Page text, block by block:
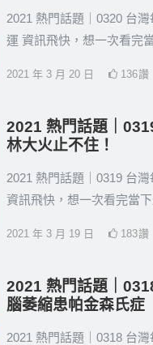
2021 熱門話題｜0320 台
運 資訊飛快，想一次看完
2021 年 3 月 20 日 136讚
2021 熱門話題｜
林大火止不住！
2021 熱門話題｜0319 台
資訊飛快，想一次看完當
2021 年 3 月 19 日 183讚
2021 熱門話題｜
腦萎縮患帕金森氏症
2021 熱門話題｜0318 台